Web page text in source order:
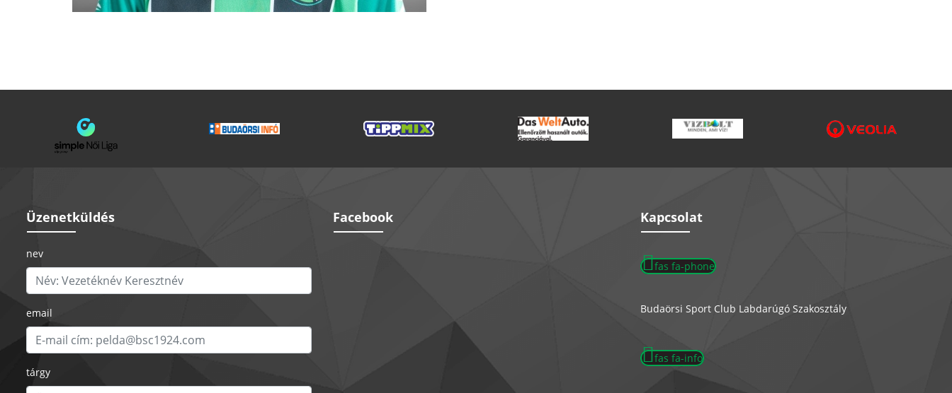
Üzenetküldés
nev
email
tárgy
Facebook Kapcsolat
fas fa-phone
Budaörsi Sport Club Labdarúgó Szakosztály
fas fa-info